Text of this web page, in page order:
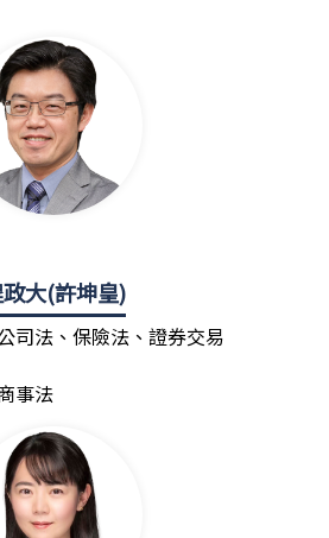
大(許坤皇)
司法、保險法、證券交易
事法